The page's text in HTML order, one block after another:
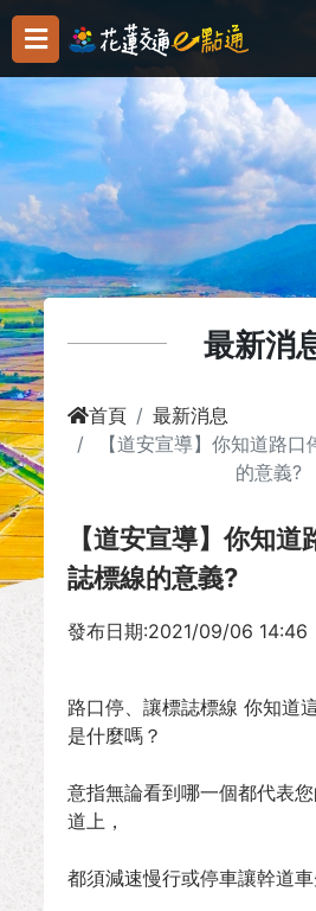
最新消
首頁
最新消息
【道安宣導】你知道路
的意義?
【道安宣導】你知
誌標線的意義?
發布日期:2021/09/06 14:46
路口停、讓標誌標線 你知道
是什麼嗎？
意指無論看到哪一個都代表
道上，
都須減速慢行或停車讓幹道